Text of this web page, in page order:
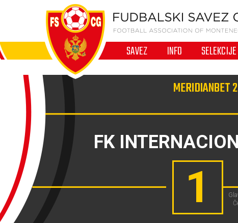
SAVEZ INFO SELEKCIJE
MERIDIANBET
FK
1